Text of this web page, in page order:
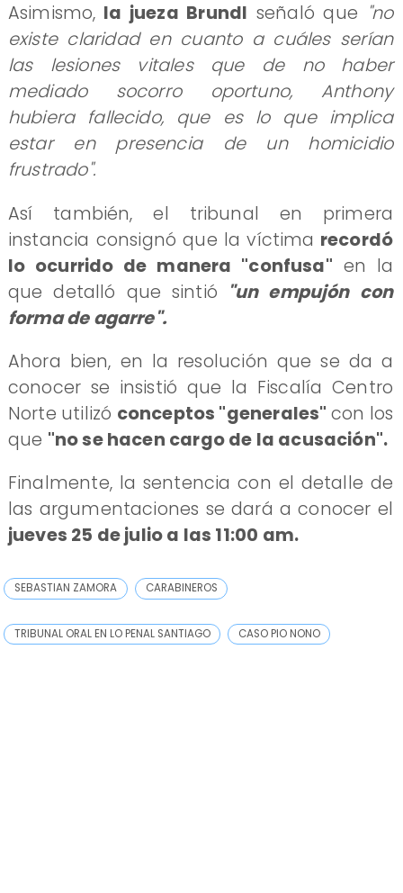
Asimismo, la jueza Brundl señaló que "no
existe claridad en cuanto a cuáles serían
las lesiones vitales que de no haber
mediado socorro oportuno, Anthony
hubiera fallecido, que es lo que implica
estar en presencia de un homicidio
frustrado".
Así también, el tribunal en primera
instancia consignó que la víctima recordó
lo ocurrido de manera "confusa" en la
que detalló que sintió "un empujón con
forma de agarre".
Ahora bien, en la resolución que se da a
conocer se insistió que la Fiscalía Centro
Norte utilizó conceptos "generales" con los
que "no se hacen cargo de la acusación".
Finalmente, la sentencia con el detalle de
las argumentaciones se dará a conocer el
jueves 25 de julio a las 11:00 am.
SEBASTIAN ZAMORA CARABINEROS
TRIBUNAL ORAL EN LO PENAL SANTIAGO CASO PIO NONO